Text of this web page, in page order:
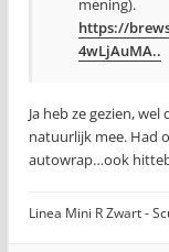
mening).
https://
4wLjAuMA..
Ja heb ze gezien,
natuurlijk mee. Had
autowrap…ook
Linea Mini R Zwart -